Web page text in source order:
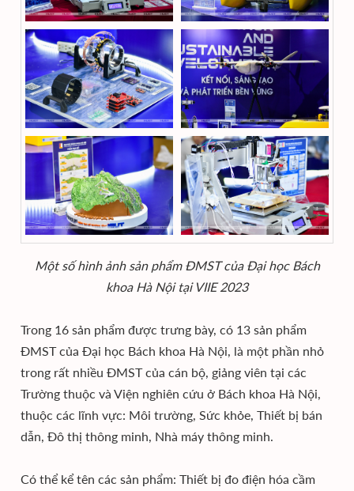
Một số hình ảnh sản phẩm ĐMST của Đại học Bách
khoa Hà Nội tại VIIE 2023
Trong 16 sản phẩm được trưng bày, có 13 sản phẩm
ĐMST của Đại học Bách khoa Hà Nội, là một phần nhỏ
trong rất nhiều ĐMST của cán bộ, giảng viên tại các
Trường thuộc và Viện nghiên cứu ở Bách khoa Hà Nội,
thuộc các lĩnh vực: Môi trường, Sức khỏe, Thiết bị bán
dẫn, Đô thị thông minh, Nhà máy thông minh.
Có thể kể tên các sản phẩm: Thiết bị đo điện hóa cầm